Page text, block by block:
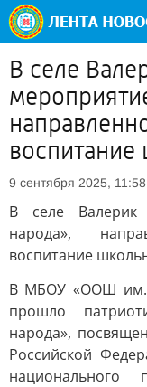
В селе
9 сентября 2025, 11:58
В селе Валерик
народа»,
воспитание
В МБОУ «ООШ им.
прошло
народа»,
Российской